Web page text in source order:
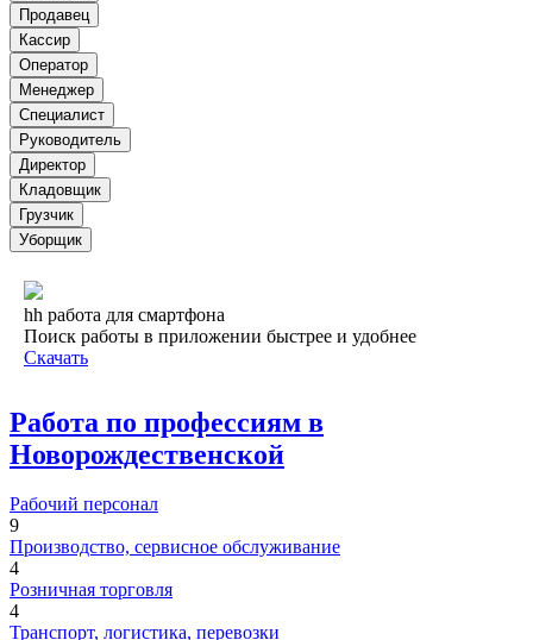
Продавец
Кассир
Оператор
Менеджер
Специалист
Руководитель
Директор
Кладовщик
Грузчик
Уборщик
hh работа для смартфона
Поиск работы в приложении быстрее и удобнее
Скачать
Работа по профессиям в
Новорождественской
Рабочий персонал
9
Производство, сервисное обслуживание
4
Розничная торговля
4
Транспорт, логистика, перевозки